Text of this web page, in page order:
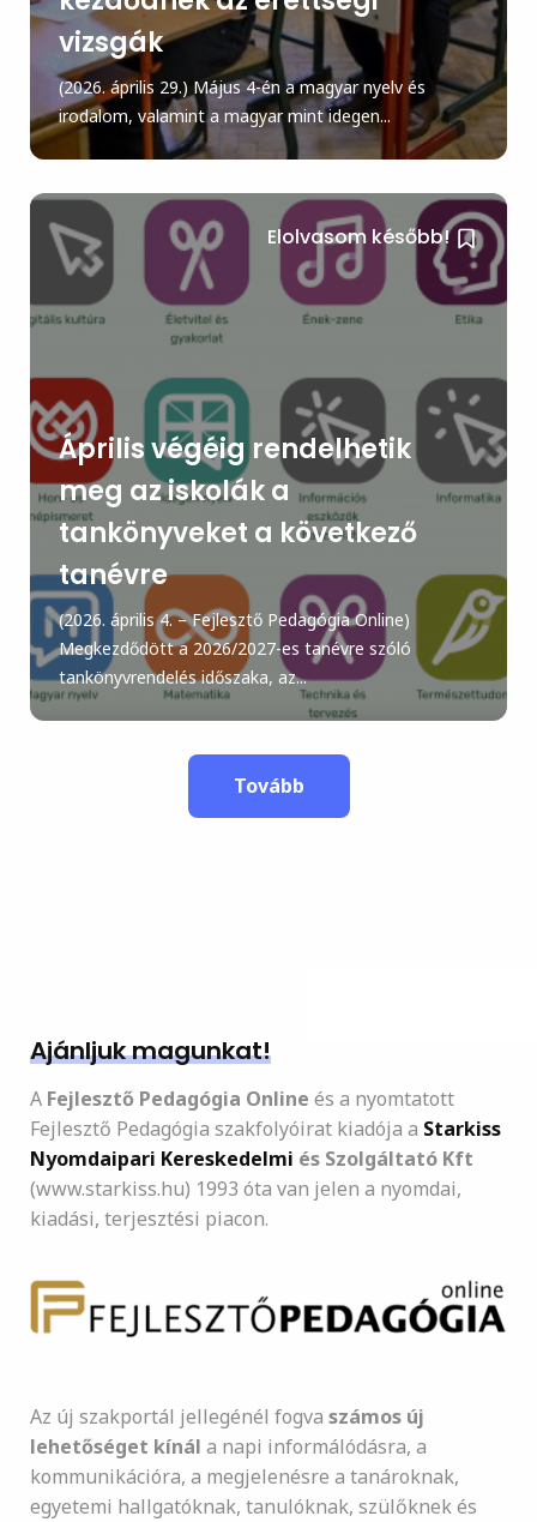
vizsgák
(2026. április 29.) Május 4-én a magyar nyelv és
irodalom, valamint a magyar mint idegen...
Elolvasom később!
Április végéig rendelhetik
meg az iskolák a
tankönyveket a következő
tanévre
(2026. április 4. – Fejlesztő Pedagógia Online)
Megkezdődött a 2026/2027-es tanévre szóló
tankönyvrendelés időszaka, az...
Tovább
Ajánljuk magunkat!
A Fejlesztő Pedagógia Online és a nyomtatott
Fejlesztő Pedagógia szakfolyóirat kiadója a Starkiss
Nyomdaipari Kereskedelmi és Szolgáltató Kft
(www.starkiss.hu) 1993 óta van jelen a nyomdai,
kiadási, terjesztési piacon.
Az új szakportál jellegénél fogva számos új
lehetőséget kínál a napi informálódásra, a
kommunikációra, a megjelenésre a tanároknak,
egyetemi hallgatóknak, tanulóknak, szülőknek és